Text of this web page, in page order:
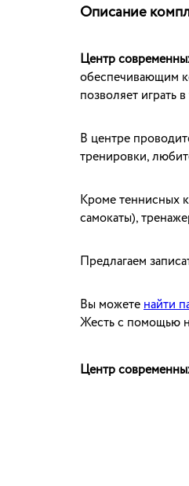
Описание
Центр
обеспечивающим
позволяет играть
В центре
тренировки,
Кроме теннисных
самокаты),
Предлагаем
Вы можете найти
Жесть с помощью
Центр